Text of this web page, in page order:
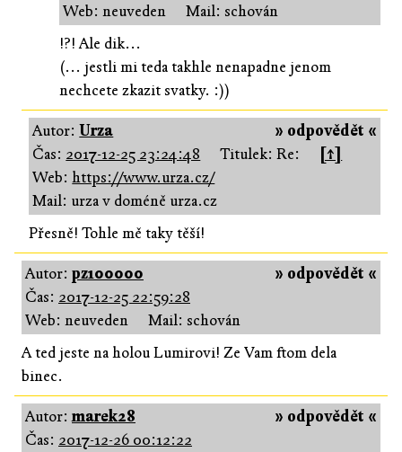
Web: neuveden
Mail: schován
!?! Ale dik...
(... jestli mi teda takhle nenapadne jenom
nechcete zkazit svatky. :))
» odpovědět «
Autor:Urza
Čas: 2017-12-25 23:24:48 Titulek: Re:
[↑]
Web:https://www.urza.cz/
Mail: urza v doméně urza.cz
Přesně! Tohle mě taky těší!
» odpovědět «
Autor: pz100000
Čas: 2017-12-25 22:59:28
Web: neuveden
Mail: schován
A ted jeste na holou Lumirovi! Ze Vam ftom dela
binec.
» odpovědět «
Autor:marek28
Čas: 2017-12-26 00:12:22